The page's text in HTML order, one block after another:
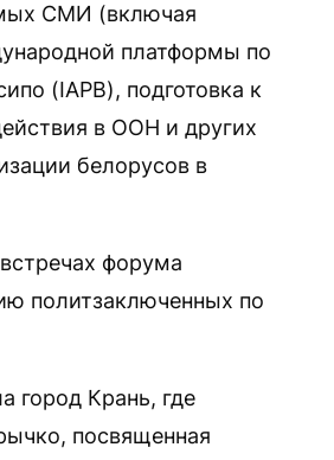
СМИ (включая
платформы по
(IAPB), подготовка к
в ООН и других
белорусов в
форума
политзаключенных по
город Крань, где
посвященная